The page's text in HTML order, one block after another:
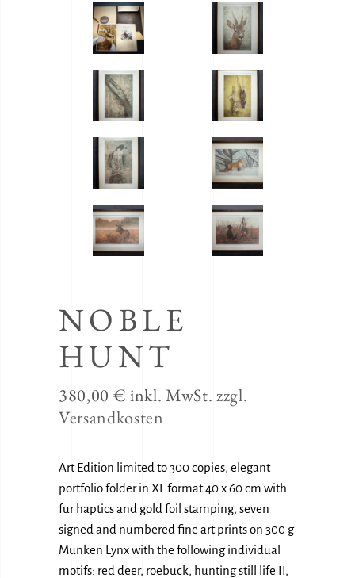
NOBLE
HUNT
380,00€ inkl. MwSt. zzgl.
Versandkosten
Art Edition limited to 300 copies, elegant
portfolio folder in XL format 40 x 60 cm with
fur haptics and gold foil stamping, seven
signed and numbered fine art prints on 300 g
Munken Lynx with the following individual
motifs: red deer, roebuck, hunting still life II,